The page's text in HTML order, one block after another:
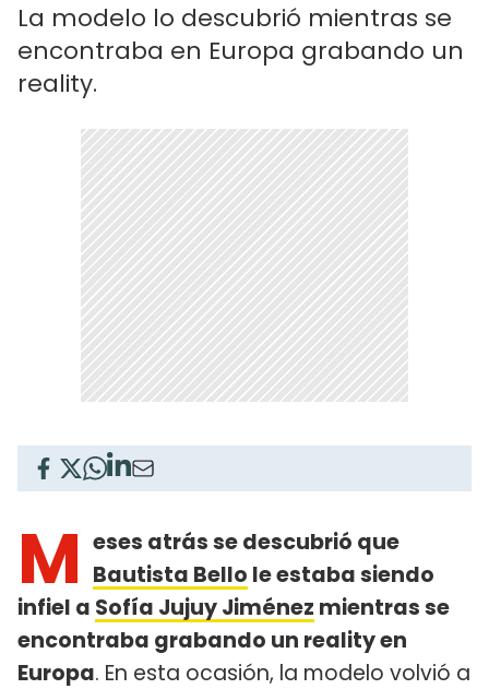
La modelo lo descubrió mientras se
encontraba en Europa grabando un
reality.
M eses atrás se descubrió que
Bautista Bello le estaba siendo
infiel a Sofía Jujuy Jiménez mientras se
encontraba grabando un reality en
Europa. En esta ocasión, la modelo volvió a